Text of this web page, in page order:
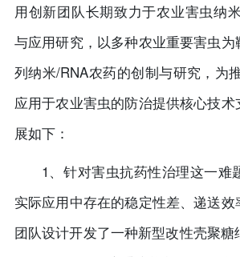
用创新团队长期致力于农业害虫纳
与应用研究，以多种农业重要害虫
列纳米/RNA农药的创制与研究，为
应用于农业害虫的防治提供核心技
展如下：
1、针对害虫抗药性治理这一难
实际应用中存在的稳定性差、递送效
团队设计开发了一种新型改性壳聚